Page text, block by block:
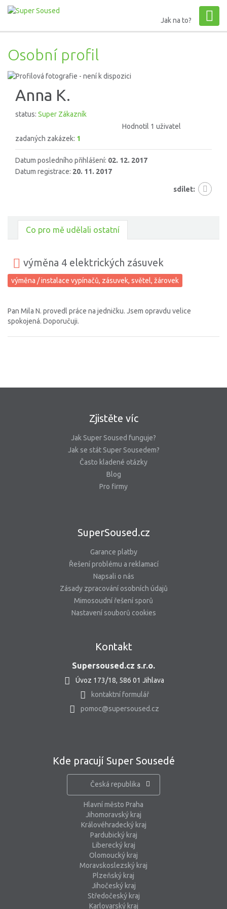
Jak na to?
Osobní profil
Anna K.
status: Super Zákazník
Hodnotil 1 uživatel
zadaných zakázek: 1
Datum posledního přihlášení: 02. 12. 2017
Datum registrace: 20. 11. 2017
sdílet:
Co pro mě udělali ostatní
výměna 4 elektrických zásuvek
výměna / instalace vypínačů, zásuvek, světel, žárovek
Pan Mila N. provedl práce na jedničku. Jsem opravdu velice
spokojená. Doporučuji.
Zjistěte víc
Jak Super Soused funguje?
Jak se stát Super Sousedem?
Často kladené otázky
Blog
Pro firmy
SuperSoused.cz
Garance platby
Řešení problému a reklamací
Napsali o nás
Zásady zpracování osobních údajů
Mimosoudní řešení sporů
Nastavení souborů cookies
Kontakt
Supersoused.cz s.r.o.
Úvoz 173/18, 586 01 Jihlava
kontaktní formulář
pomoc@supersoused.cz
Kde pracují Super Sousedé
Česká republika
Hlavní město Praha
Jihomoravský kraj
Královéhradecký kraj
Pardubický kraj
Liberecký kraj
Olomoucký kraj
Moravskoslezský kraj
Plzeňský kraj
Jihočeský kraj
Středočeský kraj
Karlovarský kraj